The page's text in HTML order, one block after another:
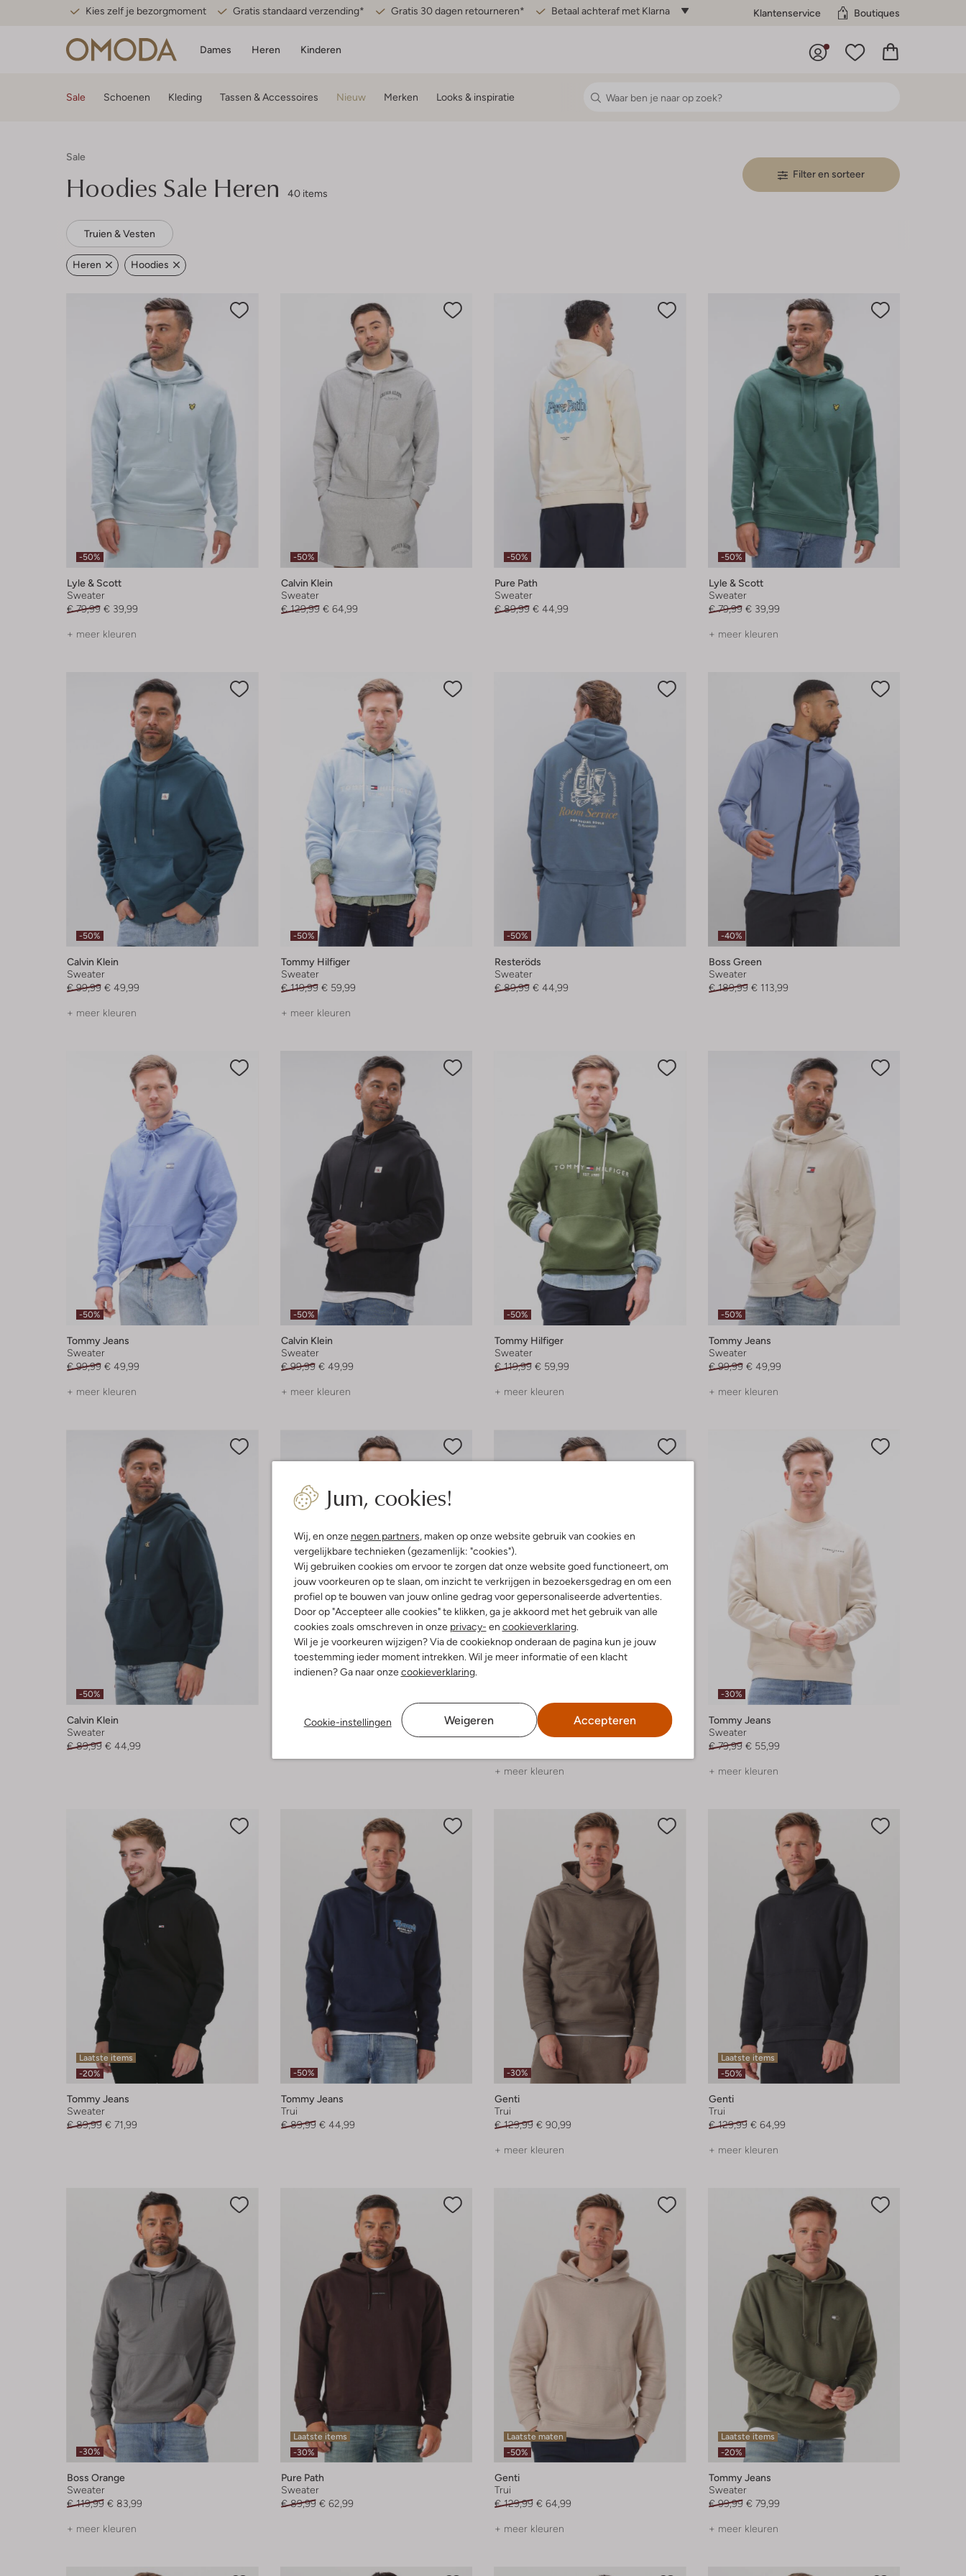
Kies zelf je bezorgmoment Gratis standaard verzending* Gratis 30 dagen retourneren* Betaal achteraf met Klarna Klantenservice Boutiques
Dames Heren Kinderen
Jum, cookies!
Wij, en onze negen partners, maken op onze website gebruik van cookies en
vergelijkbare technieken (gezamenlijk: "cookies").
Wij gebruiken cookies om ervoor te zorgen dat onze website goed functioneert, om
jouw voorkeuren op te slaan, om inzicht te verkrijgen in bezoekersgedrag en om een
profiel op te bouwen van jouw online gedrag voor gepersonaliseerde advertenties.
Door op "Accepteer alle cookies" te klikken, ga je akkoord met het gebruik van alle
cookies zoals omschreven in onze privacy- en cookieverklaring.
Wil je je voorkeuren wijzigen? Via de cookieknop onderaan de pagina kun je jouw
toestemming ieder moment intrekken. Wil je meer informatie of een klacht
indienen? Ga naar onzecookieverklaring.
Cookie-instellingen Weigeren Accepteren
Sale Schoenen Kleding Tassen & Accessoires Nieuw Merken Looks & inspiratie
Sale
Hoodies Sale Heren 40 items
Filter en sorteer
Truien & Vesten
Heren Hoodies
-50%
Lyle & Scott
Sweater
€ 79,99 € 39,99
+ meer kleuren
-50%
Calvin Klein
Sweater
€ 129,99 € 64,99
-50%
Pure Path
Sweater
€ 89,99 € 44,99
-50%
Lyle & Scott
Sweater
€ 79,99 € 39,99
+ meer kleuren
-50%
Calvin Klein
Sweater
€ 99,99 € 49,99
+ meer kleuren
-50%
Tommy Hilfiger
Sweater
€ 119,99 € 59,99
+ meer kleuren
-50%
Resteröds
Sweater
€ 89,99 € 44,99
-40%
Boss Green
Sweater
€ 189,99 € 113,99
-50%
Tommy Jeans
Sweater
€ 99,99 € 49,99
+ meer kleuren
-50%
Calvin Klein
Sweater
€ 99,99 € 49,99
+ meer kleuren
-50%
Tommy Hilfiger
Sweater
€ 119,99 € 59,99
+ meer kleuren
-50%
Tommy Jeans
Sweater
€ 99,99 € 49,99
+ meer kleuren
-50%
Calvin Klein
Sweater
€ 89,99 € 44,99
American Vintage
Tommy Jeans
Sweater
+ meer kleuren
-30%
Tommy Jeans
Sweater
€ 79,99 € 55,99
+ meer kleuren
Laatste items
-20%
Tommy Jeans
Sweater
€ 89,99 € 71,99
-50%
Tommy Jeans
Trui
€ 89,99 € 44,99
-30%
Genti
Trui
€ 129,99 € 90,99
+ meer kleuren
Laatste items
-50%
Genti
Trui
€ 129,99 € 64,99
+ meer kleuren
-30%
Boss Orange
Sweater
€ 119,99 € 83,99
+ meer kleuren
Laatste items
-30%
Pure Path
Sweater
€ 89,99 € 62,99
Laatste maten
-50%
Genti
Trui
€ 129,99 € 64,99
+ meer kleuren
Laatste items
-20%
Tommy Jeans
Sweater
€ 99,99 € 79,99
+ meer kleuren